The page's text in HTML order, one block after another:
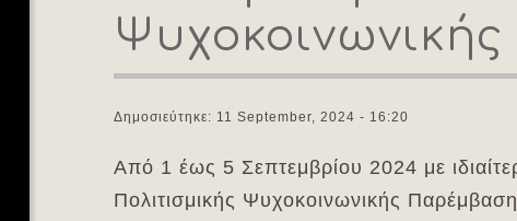
Δημοσιεύτηκε: 11 September, 2024 - 16:20
Από 1 έως 5 Σεπτεμβρίου 2024 με
Πολιτισμικής Ψυχοκοινωνικής